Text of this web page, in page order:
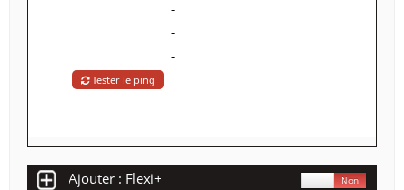
-
-
-
Tester le ping
Ajouter : Flexi+ Non